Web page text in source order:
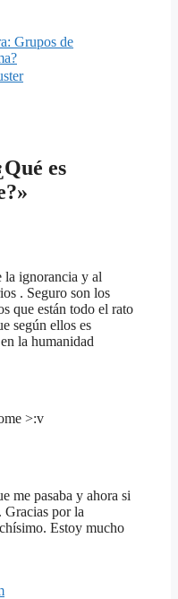
Grupos de
es
la ignorancia y al
. Seguro son los
que están todo el rato
según ellos es
la humanidad
>:v
me pasaba y ahora si
Gracias por la
Estoy mucho